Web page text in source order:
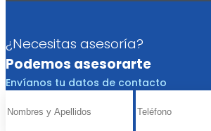
¿Necesitas asesoría?
Podemos asesorarte
Envíanos tu datos de contacto